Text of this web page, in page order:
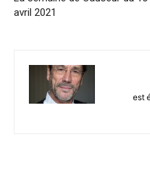
avril 2021
est